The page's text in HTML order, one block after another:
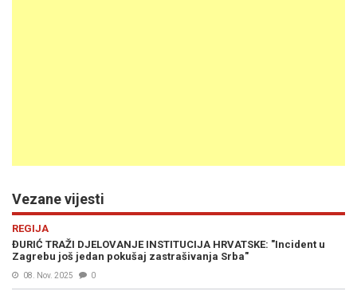
Vezane vijesti
REGIJA
ĐURIĆ TRAŽI DJELOVANJE INSTITUCIJA HRVATSKE: "Incident u
Zagrebu još jedan pokušaj zastrašivanja Srba"
08. Nov. 2025 0